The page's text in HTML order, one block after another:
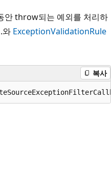
안 throw되는 예외를 처리하
와 ExceptionValidationRule
복사